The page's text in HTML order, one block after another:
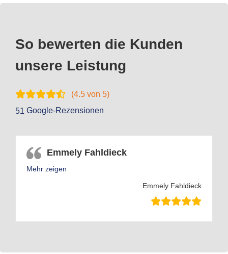
So bewerten die Kunden
unsere Leistung
(4.5 von 5)
51 Google-Rezensionen
Emmely Fahldieck
Mehr zeigen
Emmely Fahldieck